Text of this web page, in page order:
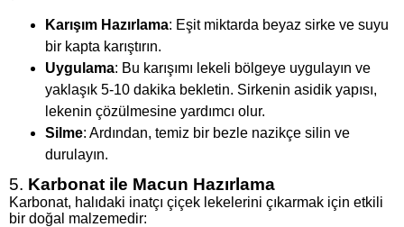
Karışım Hazırlama: Eşit miktarda beyaz sirke ve suyu
bir kapta karıştırın.
Uygulama: Bu karışımı lekeli bölgeye uygulayın ve
yaklaşık 5-10 dakika bekletin. Sirkenin asidik yapısı,
lekenin çözülmesine yardımcı olur.
Silme: Ardından, temiz bir bezle nazikçe silin ve
durulayın.
5. Karbonat ile Macun Hazırlama
Karbonat, halıdaki inatçı çiçek lekelerini çıkarmak için etkili
bir doğal malzemedir: